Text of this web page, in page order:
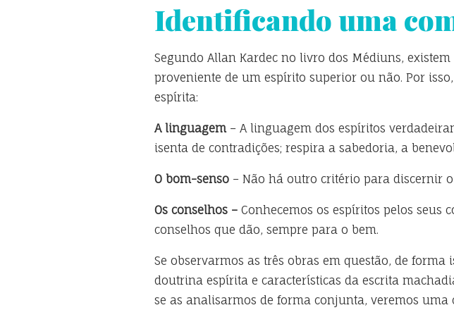
Identificando uma
Segundo Allan Kardec no livro dos Médiuns,
proveniente de um espírito superior ou não. Por
espírita:
A linguagem– A linguagem dos espíritos
isenta de contradições; respira a sabedoria, a
O bom-senso – Não há outro critério para discernir
Os conselhos – Conhecemos os espíritos pelos seus
conselhos que dão, sempre para o bem.
Se observarmos as três obras em questão, de
doutrina espírita e características da escrita
se as analisarmos de forma conjunta, veremos